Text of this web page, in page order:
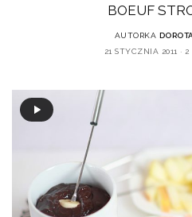
BOEUF
AUTORKA
21 STYCZNIA 2011
2